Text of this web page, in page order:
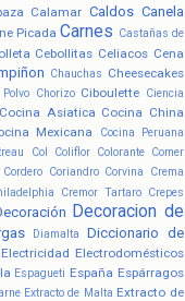
Calamar Caldos Canela
Picada Carnes Castañas de
Cebollitas Celiacos Cena
Chauchas Cheesecakes
Chorizo Ciboulette Ciencia
Cocina Asiatica Cocina China
Mexicana Cocina Peruana
Col Coliflor Colorante Comer
Cordero Coriandro Corvina
Crema
Cremor Tartaro Crepes
Decoracion de
Diamalta
Diccionario de
Electricidad Electrodomésticos
Espagueti España Espárragos
Extracto de Malta Extracto de